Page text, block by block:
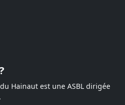
Hainaut est une ASBL dirigée